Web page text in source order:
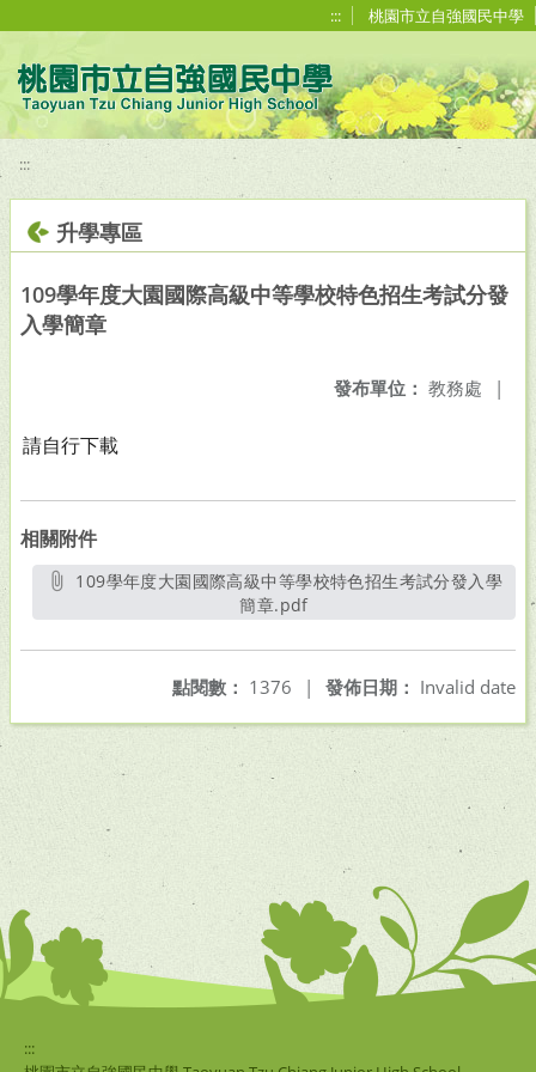
::: 桃園市立自強國民中學
:::
升學專區
109學年度大園國際高級中等學校特色招生考試分發
入學簡章
發布單位： 教務處 |
請自行下載
相關附件
簡章.pdf另開新視窗
發佈日期： Invalid date
點閱數： 1376 |
:::